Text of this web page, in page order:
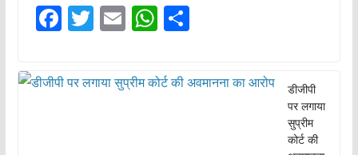
F
c
e
T
er
E
ai
l
W
at
s
S
e
डीजीपी
पर लगाया
सुप्रीम
कोर्ट की